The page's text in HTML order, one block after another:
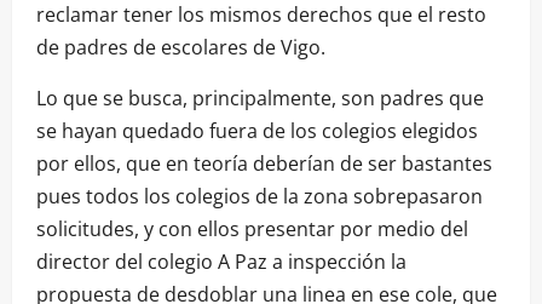
reclamar tener los mismos derechos que el resto
de padres de escolares de Vigo.
Lo que se busca, principalmente, son padres que
se hayan quedado fuera de los colegios elegidos
por ellos, que en teoría deberían de ser bastantes
pues todos los colegios de la zona sobrepasaron
solicitudes, y con ellos presentar por medio del
director del colegio A Paz a inspección la
propuesta de desdoblar una linea en ese cole, que